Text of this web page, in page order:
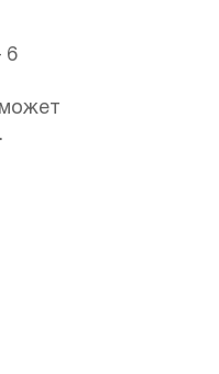
6